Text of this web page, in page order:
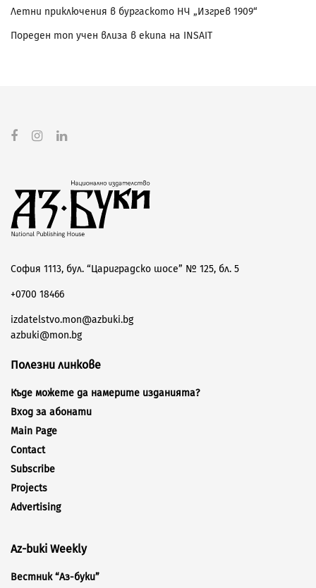
Летни приключения в бургаското НЧ „Изгрев 1909“
Пореден топ учен влиза в екипа на INSAIT
София 1113, бул. “Цариградско шосе” № 125, бл. 5
+0700 18466
izdatelstvo.mon@azbuki.bg
azbuki@mon.bg
Полезни линкове
Къде можете да намерите изданията?
Вход за абонати
Main Page
Contact
Subscribe
Projects
Advertising
Az-buki Weekly
Вестник “Аз-буки”